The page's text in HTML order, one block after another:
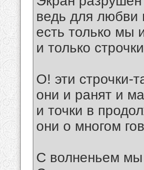
ведь для любви
есть только мы
и только
О! эти строчки-
они и ранят и
и точки в
они о многом
С волненьем